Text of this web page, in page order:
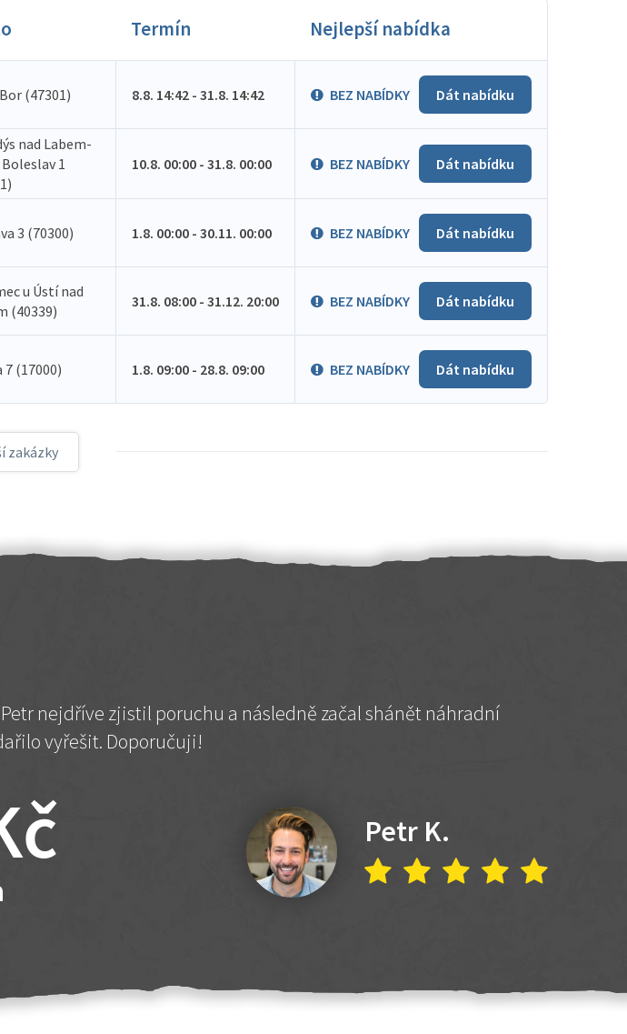
Termín Nejlepší nabídka
(47301) 8.8. 14:42 - 31.8. 14:42 BEZ NABÍDKY Dát nabídku
nad Labem-
1
10.8. 00:00 - 31.8. 00:00 BEZ NABÍDKY Dát nabídku
3 (70300) 1.8. 00:00 - 30.11. 00:00 BEZ NABÍDKY Dát nabídku
u Ústí nad
(40339)
31.8. 08:00 - 31.12. 20:00 BEZ NABÍDKY Dát nabídku
7 (17000) 1.8. 09:00 - 28.8. 09:00 BEZ NABÍDKY Dát nabídku
zakázky
nejdříve zjistil poruchu a následně začal shánět náhradní
vyřešit. Doporučuji!
Petr K.